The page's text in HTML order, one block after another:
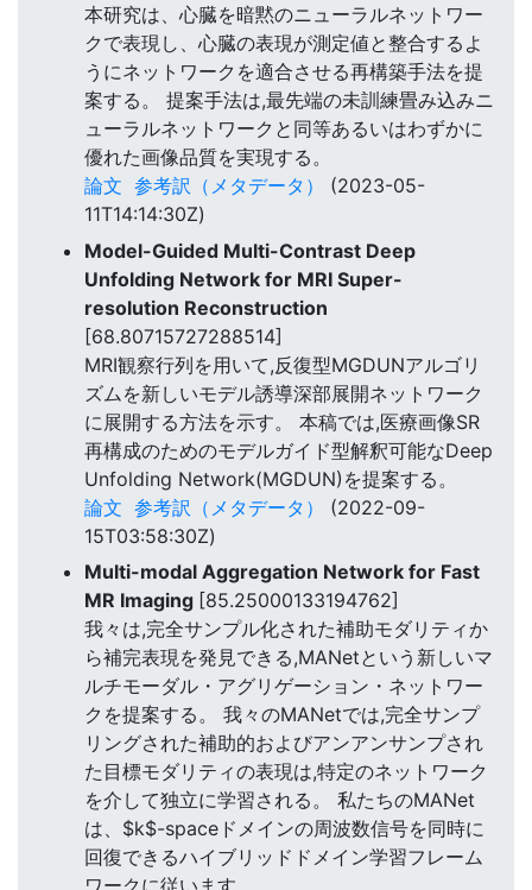
本研究は、心臓を暗黙のニューラルネットワー
クで表現し、心臓の表現が測定値と整合するよ
うにネットワークを適合させる再構築手法を提
案する。 提案手法は,最先端の未訓練畳み込みニ
ューラルネットワークと同等あるいはわずかに
優れた画像品質を実現する。
論文 参考訳（メタデータ）
(2023-05-
11T14:14:30Z)
Model-Guided Multi-Contrast Deep
Unfolding Network for MRI Super-
resolution Reconstruction
[68.80715727288514]
MRI観察行列を用いて,反復型MGDUNアルゴリ
ズムを新しいモデル誘導深部展開ネットワーク
に展開する方法を示す。 本稿では,医療画像SR
再構成のためのモデルガイド型解釈可能なDeep
Unfolding Network(MGDUN)を提案する。
論文 参考訳（メタデータ）
(2022-09-
15T03:58:30Z)
Multi-modal Aggregation Network for Fast
MR Imaging [85.25000133194762]
我々は,完全サンプル化された補助モダリティか
ら補完表現を発見できる,MANetという新しいマ
ルチモーダル・アグリゲーション・ネットワー
クを提案する。 我々のMANetでは,完全サンプ
リングされた補助的およびアンアンサンプされ
た目標モダリティの表現は,特定のネットワーク
を介して独立に学習される。 私たちのMANet
は、$k$-spaceドメインの周波数信号を同時に
回復できるハイブリッドドメイン学習フレーム
ワークに従います。